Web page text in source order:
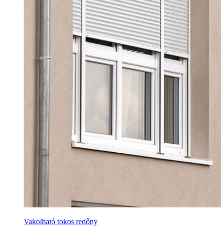
Vakolható tokos redőny